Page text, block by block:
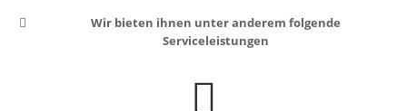
Wir bieten ihnen unter anderem folgende
Serviceleistungen